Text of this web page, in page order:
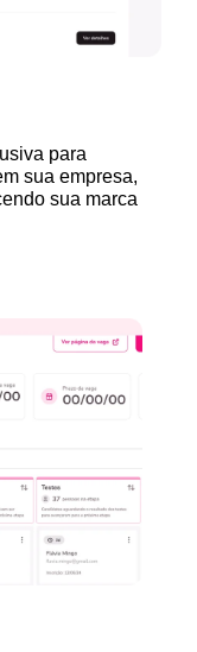
para
sua empresa,
sua marca